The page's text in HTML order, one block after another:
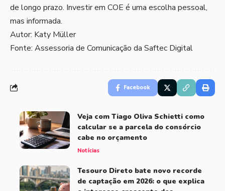
de longo prazo. Investir em COE é uma escolha pessoal,
mas informada.
Autor: Katy Müller
Fonte: Assessoria de Comunicação da Saftec Digital
Facebook
Veja com Tiago Oliva Schietti como
calcular se a parcela do consórcio
cabe no orçamento
Notícias
Tesouro Direto bate novo recorde
de captação em 2026: o que explica